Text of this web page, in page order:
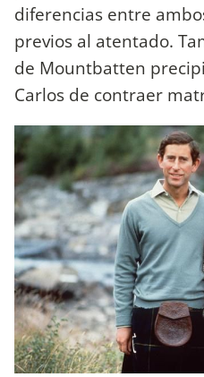
diferencias entre
previos al atentado.
de Mountbatten
Carlos de contraer